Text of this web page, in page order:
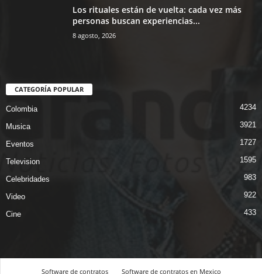
Los rituales están de vuelta: cada vez más
personas buscan experiencias...
8 agosto, 2026
CATEGORÍA POPULAR
Colombia 4234
Musica 3921
Eventos 1727
Television 1595
Celebridades 983
Video 922
Cine 433
Software de contratos Software de contratos en Mexico